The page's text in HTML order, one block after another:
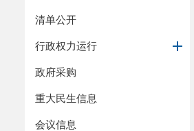
清单公开
行政权力运行
政府采购
重大民生信息
会议信息